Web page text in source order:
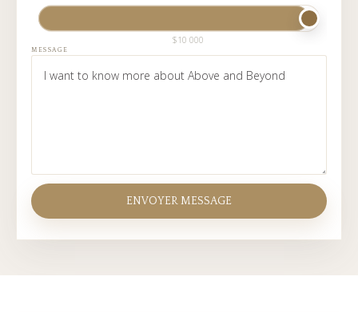
$10 000
MESSAGE